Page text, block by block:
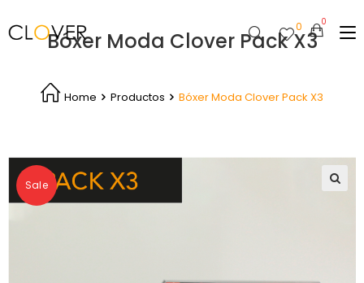
0
Bóxer Moda Clover Pack X3
Home Productos Bóxer Moda Clover Pack X3
Sale